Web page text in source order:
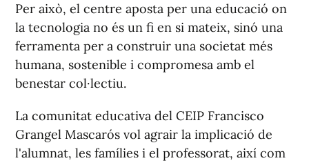
Per això, el centre aposta per una educació on
la tecnologia no és un fi en si mateix, sinó una
ferramenta per a construir una societat més
humana, sostenible i compromesa amb el
benestar col·lectiu.
La comunitat educativa del CEIP Francisco
Grangel Mascarós vol agrair la implicació de
l'alumnat, les famílies i el professorat, així com